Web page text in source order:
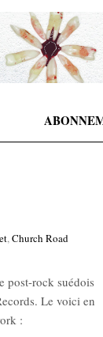
,Church Road
post-rock suédois
Le voici en
: